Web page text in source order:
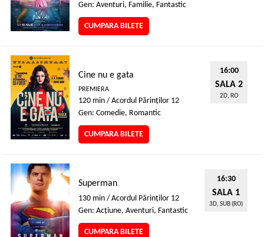
Gen: Aventuri, Familie, Fantastic
CUMPARA BILETE
Cine nu e gata
PREMIERA
120 min / Acordul Părinţilor 12
Gen: Comedie, Romantic
CUMPARA BILETE
16:00
SALA 2
2D, RO
Superman
130 min / Acordul Părinţilor 12
Gen: Acţiune, Aventuri, Fantastic
CUMPARA BILETE
16:30
SALA 1
3D, SUB (RO)